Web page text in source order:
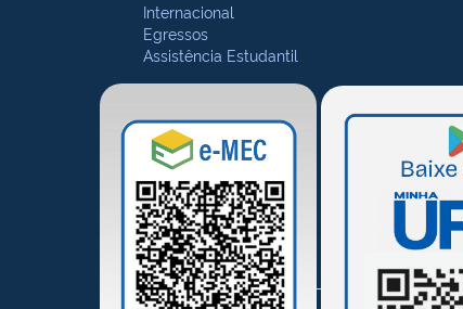
Internacional
Egressos
Assistência Estudantil